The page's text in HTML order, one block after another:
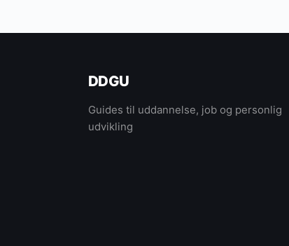
DDGU
Guides til uddannelse, job og personlig
udvikling